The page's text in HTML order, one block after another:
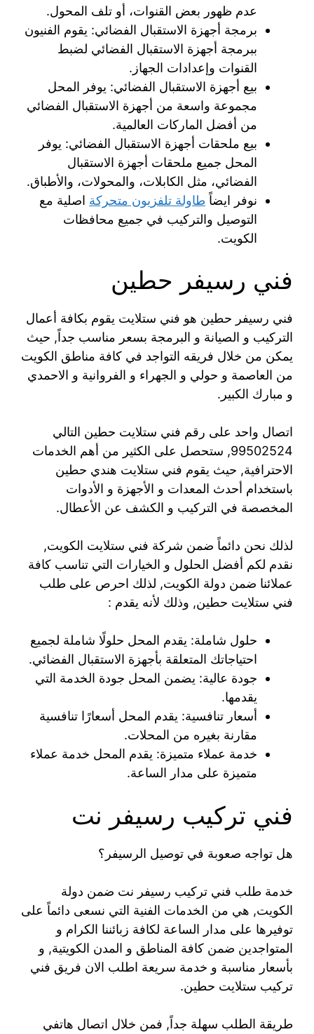
عدم ظهور بعض القنوات، أو تلف المحول.
برمجة أجهزة الاستقبال الفضائي: يقوم الفنيون
ببرمجة أجهزة الاستقبال الفضائي لضبط
القنوات وإعدادات الجهاز.
بيع أجهزة الاستقبال الفضائي: يوفر المحل
مجموعة واسعة من أجهزة الاستقبال الفضائي
من أفضل الماركات العالمية.
بيع ملحقات أجهزة الاستقبال الفضائي: يوفر
المحل جميع ملحقات أجهزة الاستقبال
الفضائي، مثل الكابلات، والمحولات، والأطباق.
نوفر ايضاً طاولة تلفزيون متحركة اصلية مع
التوصيل والتركيب في جميع محافظات
الكويت.
فني رسيفر حطين
فني رسيفر حطين هو فني ستلايت يقوم بكافة أعمال
التركيب و الصيانة و البرمجة بسعر مناسب جداً, حيث
يمكن من خلال فريقه التواجد في كافة مناطق الكويت
من العاصمة و حولي و الجهراء و الفروانية و الاحمدي
و مبارك الكبير.
اتصال واحد على رقم فني ستلايت حطين التالي
99502524, ستحصل على الكثير من أهم الخدمات
الاحترافية, حيث يقوم فني ستلايت هندي حطين
باستخدام أحدث المعدات و الأجهزة و الأدوات
المخصصة في التركيب و الكشف عن الأعطال.
لذلك نحن دائماً ضمن شركة فني ستلايت الكويت,
نقدم لكم أفضل الحلول و الخيارات التي تناسب كافة
عملائنا ضمن دولة الكويت, لذلك احرص على طلب
فني ستلايت حطين, وذلك لأنه يقدم :
حلول شاملة: يقدم المحل حلولًا شاملة لجميع
احتياجاتك المتعلقة بأجهزة الاستقبال الفضائي.
جودة عالية: يضمن المحل جودة الخدمة التي
يقدمها.
أسعار تنافسية: يقدم المحل أسعارًا تنافسية
مقارنة بغيره من المحلات.
خدمة عملاء متميزة: يقدم المحل خدمة عملاء
متميزة على مدار الساعة.
فني تركيب رسيفر نت
هل تواجه صعوبة في توصيل الرسيفر؟
خدمة طلب فني تركيب رسيفر نت ضمن دولة
الكويت, هي من الخدمات الفنية التي نسعى دائماً على
توفيرها على مدار الساعة لكافة زبائننا الكرام و
المتواجدين ضمن كافة المناطق و المدن الكويتية, و
بأسعار مناسبة و خدمة سريعة اطلب الان فريق فني
تركيب ستلايت حطين.
طريقة الطلب سهلة جداً, فمن خلال اتصال هاتفي